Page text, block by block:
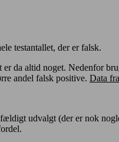
testantallet, der er falsk.
da altid noget. Nedenfor
andel falsk positive. Data
udvalgt (der er nok